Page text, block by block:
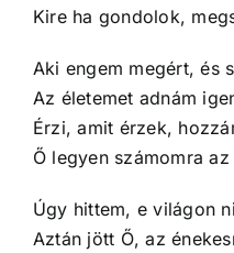
Kire ha gondolok,
Aki engem megért, és
Az életemet adnám
Érzi, amit érzek,
Ő legyen számomra
Úgy hittem, e világon
Aztán jött Ő, az